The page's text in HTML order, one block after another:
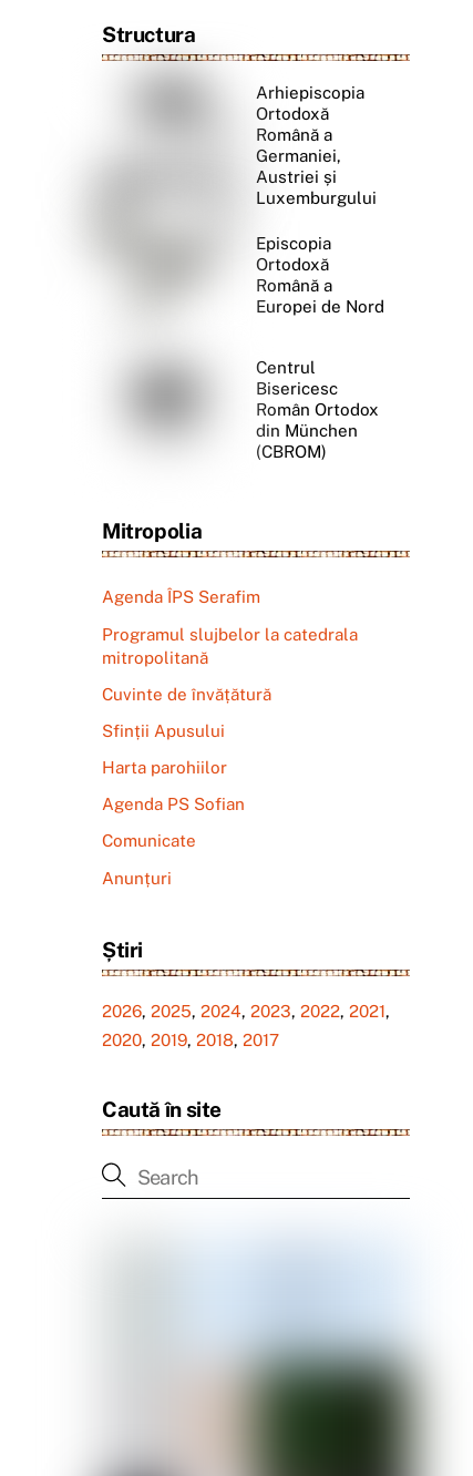
Structura
Arhiepiscopia
Ortodoxă
Română a
Germaniei,
Austriei și
Luxemburgului
Episcopia
Ortodoxă
Română a
Europei de Nord
Centrul
Bisericesc
Român Ortodox
din München
(CBROM)
Mitropolia
Agenda ÎPS Serafim
Programul slujbelor la catedrala
mitropolitană
Cuvinte de învățătură
Sfinții Apusului
Harta parohiilor
Agenda PS Sofian
Comunicate
Anunțuri
Știri
2026, 2025, 2024, 2023, 2022, 2021,
2020, 2019, 2018, 2017
Caută în site